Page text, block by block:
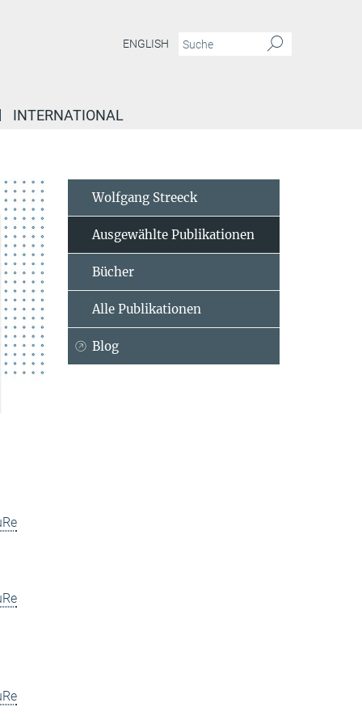
ENGLISH
INTERNATIONAL
Wolfgang Streeck
Ausgewählte Publikationen
Bücher
Alle Publikationen
Blog